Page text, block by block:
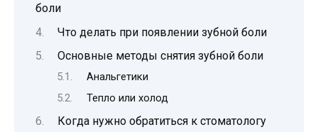
боли
Что делать при появлении зубной боли
Основные методы снятия зубной боли
Анальгетики
Тепло или холод
Когда нужно обратиться к стоматологу